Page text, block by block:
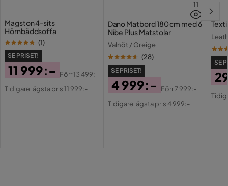
Magston 4-sits
Hörnbäddsoffa
(1)
SE PRISET!
Pris
11 999:-
Original
Förr13 499:-
Tidigare lägsta pris 11 999:-
11
Dano Matbord 180 cm med 6
Nibe Plus Matstolar
Valnöt / Greige
(28)
SE PRISET!
Pris
4 999:-
Original
Förr7 999:-
Tidigare lägsta pris 4 999:-
SE